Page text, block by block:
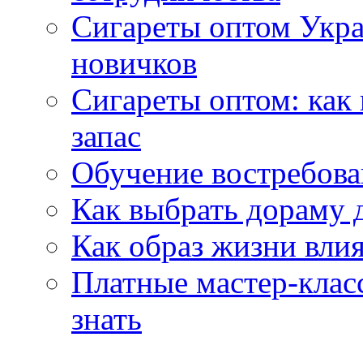
Сигареты оптом
новичков
Сигареты оптом:
запас
Обучение
Как выбрать дораму
Как образ жизни
Платные мастер-
знать